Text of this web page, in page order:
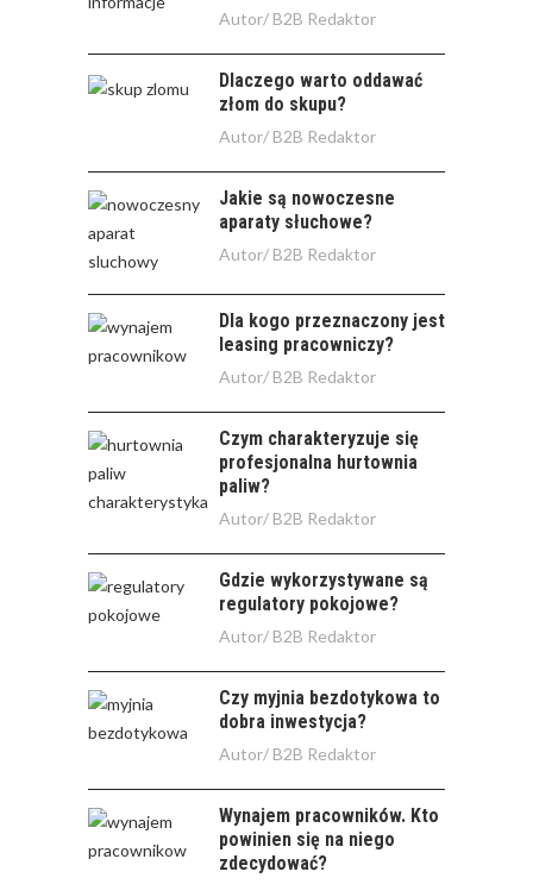
Autor/ B2B Redaktor
Dlaczego warto oddawać
złom do skupu?
Autor/ B2B Redaktor
Jakie są nowoczesne
aparaty słuchowe?
Autor/ B2B Redaktor
Dla kogo przeznaczony jest
leasing pracowniczy?
Autor/ B2B Redaktor
Czym charakteryzuje się
profesjonalna hurtownia
paliw?
Autor/ B2B Redaktor
Gdzie wykorzystywane są
regulatory pokojowe?
Autor/ B2B Redaktor
Czy myjnia bezdotykowa to
dobra inwestycja?
Autor/ B2B Redaktor
Wynajem pracowników. Kto
powinien się na niego
zdecydować?